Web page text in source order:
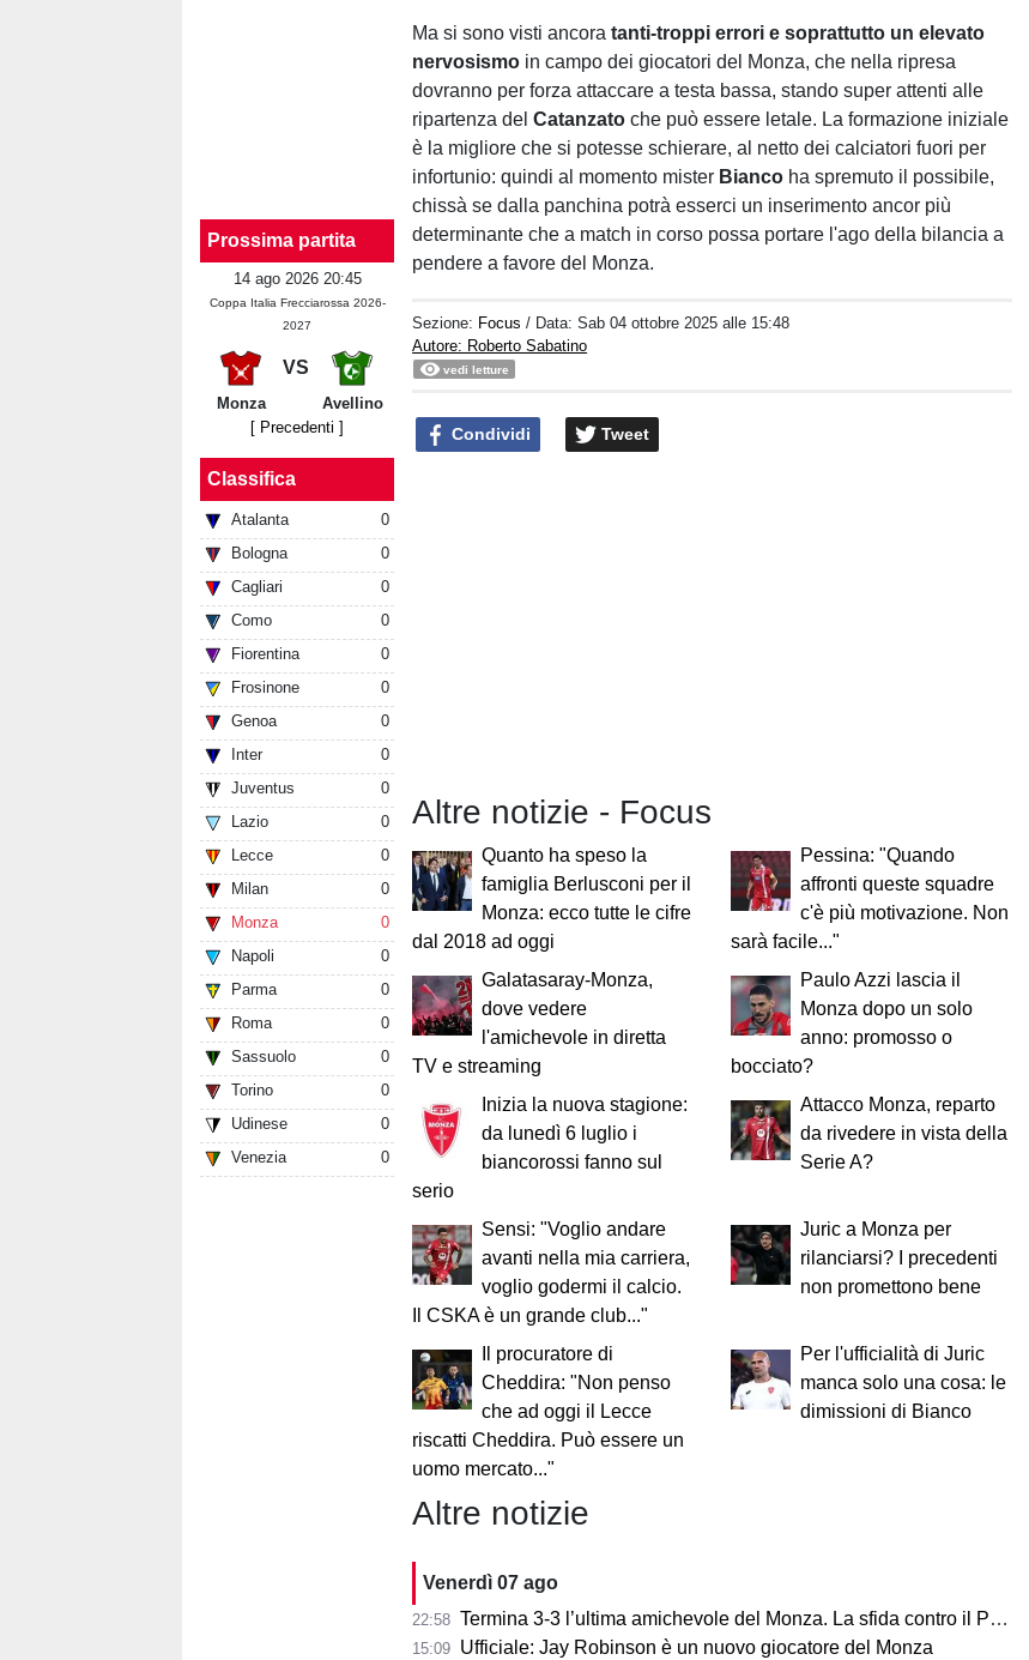
Prossima partita
14 ago 2026 20:45
Coppa Italia Frecciarossa 2026-
2027
VS
Monza
Avellino
[ Precedenti ]
Classifica
Atalanta
0
Bologna
0
Cagliari
0
Como
0
Fiorentina
0
Frosinone
0
Genoa
0
Inter
0
Juventus
0
Lazio
0
Lecce
0
Milan
0
Monza
0
Napoli
0
Parma
0
Roma
0
Sassuolo
0
Torino
0
Udinese
0
Venezia
0
Ma si sono visti ancora tanti-troppi errori e soprattutto un elevato
nervosismo in campo dei giocatori del Monza, che nella ripresa
dovranno per forza attaccare a testa bassa, stando super attenti alle
ripartenza delCatanzato che può essere letale. La formazione iniziale
è la migliore che si potesse schierare, al netto dei calciatori fuori per
infortunio: quindi al momento mister Bianco ha spremuto il possibile,
chissà se dalla panchina potrà esserci un inserimento ancor più
determinante che a match in corso possa portare l'ago della bilancia a
pendere a favore del Monza.
Sezione: Focus / Data:Sab 04 ottobre 2025 alle 15:48
Autore: Roberto Sabatino
vedi letture
Condividi Tweet
Altre notizie - Focus
Quanto ha speso la
famiglia Berlusconi per il
Monza: ecco tutte le cifre
dal 2018 ad oggi
Pessina: "Quando
affronti queste squadre
c'è più motivazione. Non
sarà facile..."
Galatasaray-Monza,
dove vedere
l'amichevole in diretta
TV e streaming
Paulo Azzi lascia il
Monza dopo un solo
anno: promosso o
bocciato?
Inizia la nuova stagione:
da lunedì 6 luglio i
biancorossi fanno sul
serio
Attacco Monza, reparto
da rivedere in vista della
Serie A?
Sensi: "Voglio andare
avanti nella mia carriera,
voglio godermi il calcio.
Il CSKA è un grande club..."
Juric a Monza per
rilanciarsi? I precedenti
non promettono bene
Il procuratore di
Cheddira: "Non penso
che ad oggi il Lecce
riscatti Cheddira. Può essere un
uomo mercato..."
Per l'ufficialità di Juric
manca solo una cosa: le
dimissioni di Bianco
Altre notizie
Venerdì 07 ago
22:58 Termina 3-3 l’ultima amichevole del Monza. La sfida contro il Padova si concentra nella ripresa.
15:09 Ufficiale: Jay Robinson è un nuovo giocatore del Monza